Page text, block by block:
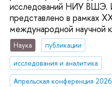
исследований НИУ ВШЭ.
представлено в рамках
международной научной
Наука
публикации
исследования и аналитика
Апрельская конференция 2026